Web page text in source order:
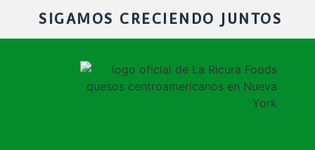
SIGAMOS CRECIENDO JUNTOS